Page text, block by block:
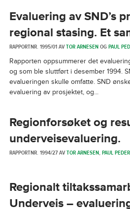
Evaluering av SND’s
regional stasing. Et
RAPPORTNR. 1995/01 AVTOR ARNESENOGPAUL
Rapporten oppsummerer det
og som ble sluttført i desember 1994.
evalueringen skulle omfatte. SND
evaluering av prosjektet, og...
Regionforsøket og
underveisevaluering.
RAPPORTNR. 1994/27 AVTOR ARNESEN,PAUL
Regionalt
Underveis –